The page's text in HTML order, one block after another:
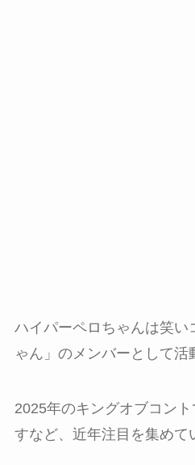
ハイパーペロちゃんは笑い
ゃん」のメンバーとして活
2025年のキングオブコン
すなど、近年注目を集めて